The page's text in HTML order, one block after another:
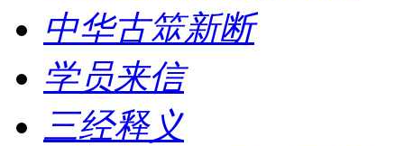
中华古筮新断
学员来信
三经释义